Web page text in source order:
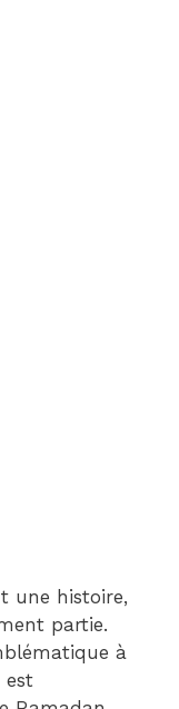
une histoire,
partie.
à
est